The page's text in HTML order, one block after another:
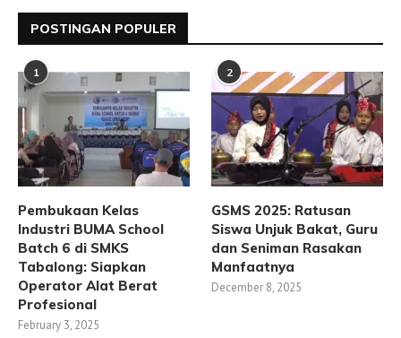
POSTINGAN POPULER
1
Pembukaan Kelas
Industri BUMA School
Batch 6 di SMKS
Tabalong: Siapkan
Operator Alat Berat
Profesional
February 3, 2025
2
GSMS 2025: Ratusan
Siswa Unjuk Bakat, Guru
dan Seniman Rasakan
Manfaatnya
December 8, 2025